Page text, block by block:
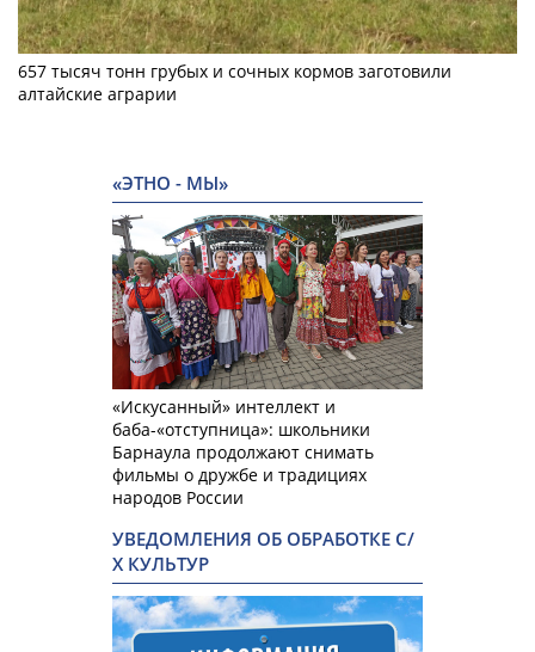
657 тысяч тонн грубых и сочных кормов заготовили
алтайские аграрии
«ЭТНО - МЫ»
«Искусанный» интеллект и
баба-«отступница»: школьники
Барнаула продолжают снимать
фильмы о дружбе и традициях
народов России
УВЕДОМЛЕНИЯ ОБ ОБРАБОТКЕ С/
Х КУЛЬТУР